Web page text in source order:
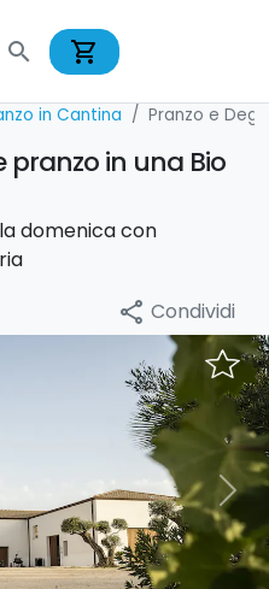
search shopping_cart
in Cantina Pranzo e
pranzo in una Bio
domenica con
share Condividi
Next